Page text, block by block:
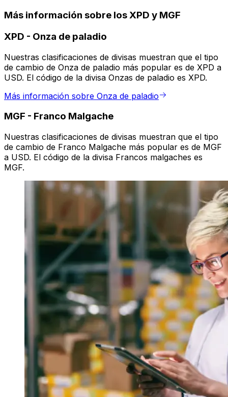
Más información sobre los XPD y MGF
XPD - Onza de paladio
Nuestras clasificaciones de divisas muestran que el tipo
de cambio de Onza de paladio más popular es de XPD a
USD. El código de la divisa Onzas de paladio es XPD.
Más información sobre Onza de paladio
MGF - Franco Malgache
Nuestras clasificaciones de divisas muestran que el tipo
de cambio de Franco Malgache más popular es de MGF
a USD. El código de la divisa Francos malgaches es
MGF.